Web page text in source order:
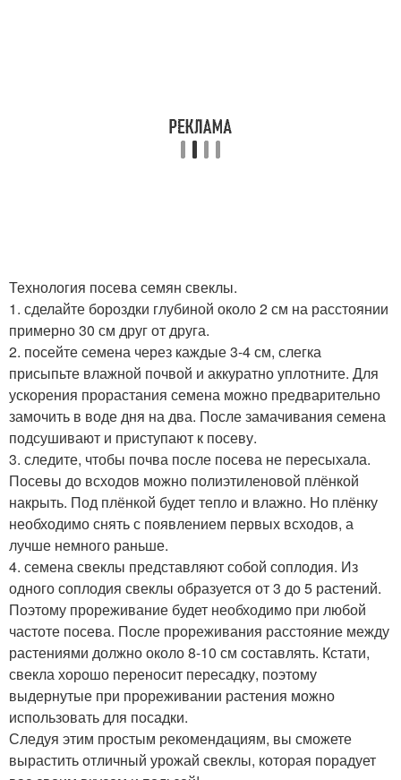
Технология посева семян свеклы.
1. сделайте бороздки глубиной около 2 см на расстоянии
примерно 30 см друг от друга.
2. посейте семена через каждые 3-4 см, слегка
присыпьте влажной почвой и аккуратно уплотните. Для
ускорения прорастания семена можно предварительно
замочить в воде дня на два. После замачивания семена
подсушивают и приступают к посеву.
3. следите, чтобы почва после посева не пересыхала.
Посевы до всходов можно полиэтиленовой плёнкой
накрыть. Под плёнкой будет тепло и влажно. Но плёнку
необходимо снять с появлением первых всходов, а
лучше немного раньше.
4. семена свеклы представляют собой соплодия. Из
одного соплодия свеклы образуется от 3 до 5 растений.
Поэтому прореживание будет необходимо при любой
частоте посева. После прореживания расстояние между
растениями должно около 8-10 см составлять. Кстати,
свекла хорошо переносит пересадку, поэтому
выдернутые при прореживании растения можно
использовать для посадки.
Следуя этим простым рекомендациям, вы сможете
вырастить отличный урожай свеклы, которая порадует